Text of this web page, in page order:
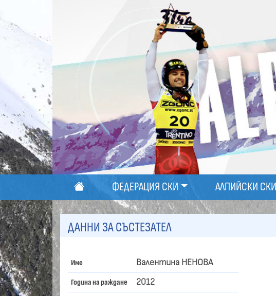
ФЕДЕРАЦИЯ СКИ АЛПИЙСКИ СКИ
ДАННИ ЗА СЪСТЕЗАТЕЛ
Име Валентина НЕНОВА
Година на раждане 2012